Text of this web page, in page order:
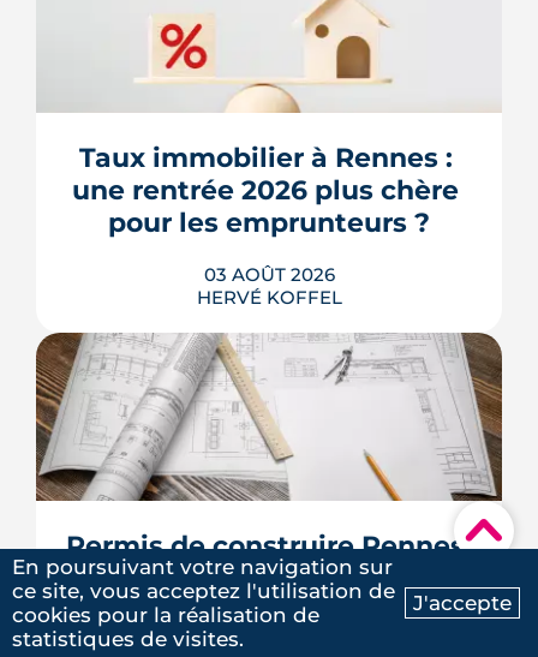
Ma recherche Contactez-nous
▾
Après un printemps d'annonces,
l'automne 2026 sera l'heure de vérité
pour le logement. Trois dossiers
parlementaires, du projet de loi
qui devient vraiment applicable pour
les propriétaires, les bailleurs et les
acheteurs.
LIRE L'ARTICLE
Taux immobilier à Rennes :
une rentrée 2026 plus chère
pour les emprunteurs ?
03 AOÛT 2026
HERVÉ KOFFEL
Les taux de crédit se sont stabilisés cet
été, mais au-dessus de leur niveau du
printemps. À Rennes, la hausse des prix
resserrent le budget des acheteurs à la
rentrée 2026.
LIRE L'ARTICLE
Permis de construire Rennes
Métropole : le guide avant de
déposer
En poursuivant votre navigation sur
ce site, vous acceptez l'utilisation de
cookies pour la réalisation de
statistiques de visites.
J'accepte